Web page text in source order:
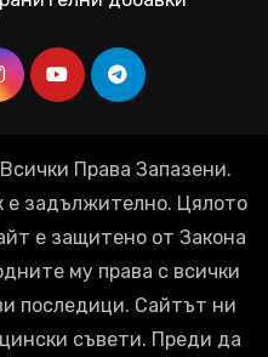
Права Запазени.
е задължително. Цялото
е защитено от Закона
му права с всички
последици. Сайтът ни
съвети. Преди да